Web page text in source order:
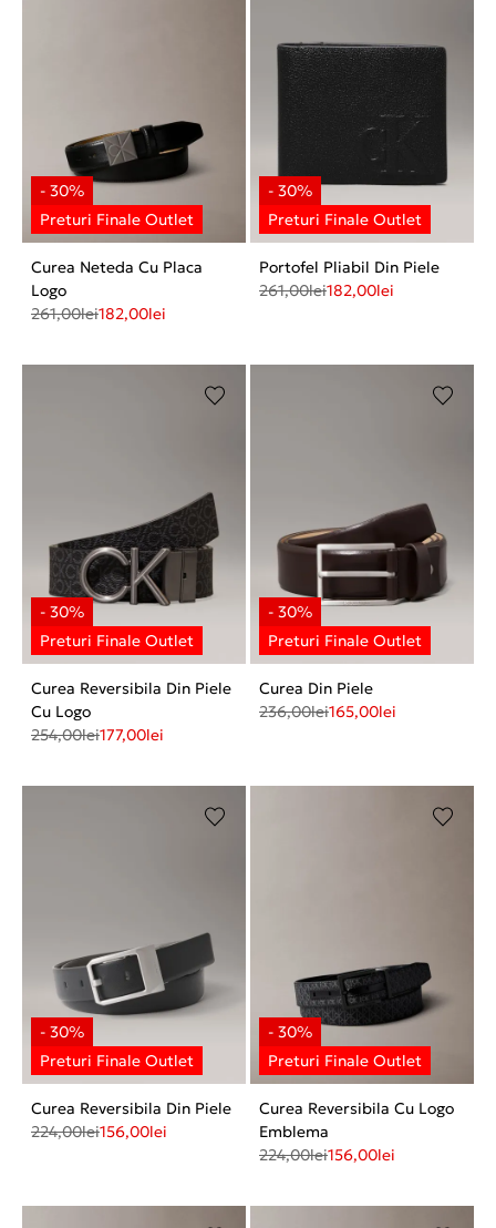
Curea Neteda Cu Placa
Logo
261,00lei182,00lei
Portofel Pliabil Din Piele
261,00lei182,00lei
Curea Reversibila Din Piele
Cu Logo
254,00lei177,00lei
Curea Din Piele
236,00lei165,00lei
Curea Reversibila Din Piele
224,00lei156,00lei
Curea Reversibila Cu Logo
Emblema
224,00lei156,00lei